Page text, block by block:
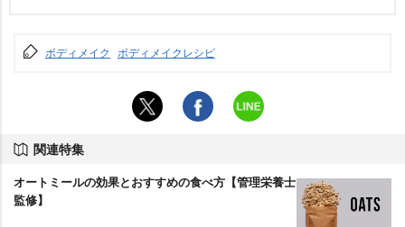
ボディメイク ボディメイクレシピ
関連特集
オートミールの効果とおすすめの食べ方【管理栄養士
監修】